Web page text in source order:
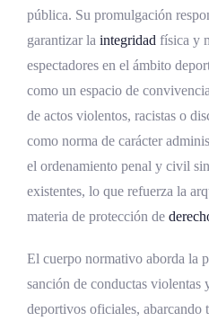
pública. Su promulgación
garantizar la integridad física y
espectadores en el ámbito
como un espacio de
de actos violentos, racistas o
como norma de carácter
el ordenamiento penal y civil
existentes, lo que refuerza la
materia de protección de
El cuerpo normativo aborda la
sanción de conductas violentas
deportivos oficiales, abarcando